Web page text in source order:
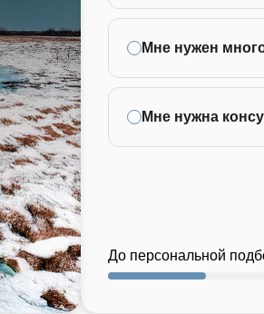
Мне нужен
Мне нужна
До персональной